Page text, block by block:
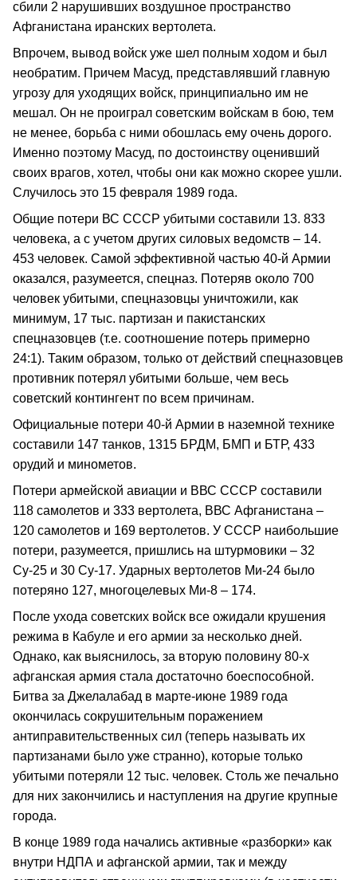
сбили 2 нарушивших воздушное пространство
Афганистана иранских вертолета.
Впрочем, вывод войск уже шел полным ходом и был
необратим. Причем Масуд, представлявший главную
угрозу для уходящих войск, принципиально им не
мешал. Он не проиграл советским войскам в бою, тем
не менее, борьба с ними обошлась ему очень дорого.
Именно поэтому Масуд, по достоинству оценивший
своих врагов, хотел, чтобы они как можно скорее ушли.
Случилось это 15 февраля 1989 года.
Общие потери ВС СССР убитыми составили 13. 833
человека, а с учетом других силовых ведомств – 14.
453 человек. Самой эффективной частью 40-й Армии
оказался, разумеется, спецназ. Потеряв около 700
человек убитыми, спецназовцы уничтожили, как
минимум, 17 тыс. партизан и пакистанских
спецназовцев (т.е. соотношение потерь примерно
24:1). Таким образом, только от действий спецназовцев
противник потерял убитыми больше, чем весь
советский контингент по всем причинам.
Официальные потери 40-й Армии в наземной технике
составили 147 танков, 1315 БРДМ, БМП и БТР, 433
орудий и минометов.
Потери армейской авиации и ВВС СССР составили
118 самолетов и 333 вертолета, ВВС Афганистана –
120 самолетов и 169 вертолетов. У СССР наибольшие
потери, разумеется, пришлись на штурмовики – 32
Су-25 и 30 Су-17. Ударных вертолетов Ми-24 было
потеряно 127, многоцелевых Ми-8 – 174.
После ухода советских войск все ожидали крушения
режима в Кабуле и его армии за несколько дней.
Однако, как выяснилось, за вторую половину 80-х
афганская армия стала достаточно боеспособной.
Битва за Джелалабад в марте-июне 1989 года
окончилась сокрушительным поражением
антиправительственных сил (теперь называть их
партизанами было уже странно), которые только
убитыми потеряли 12 тыс. человек. Столь же печально
для них закончились и наступления на другие крупные
города.
В конце 1989 года начались активные «разборки» как
внутри НДПА и афганской армии, так и между